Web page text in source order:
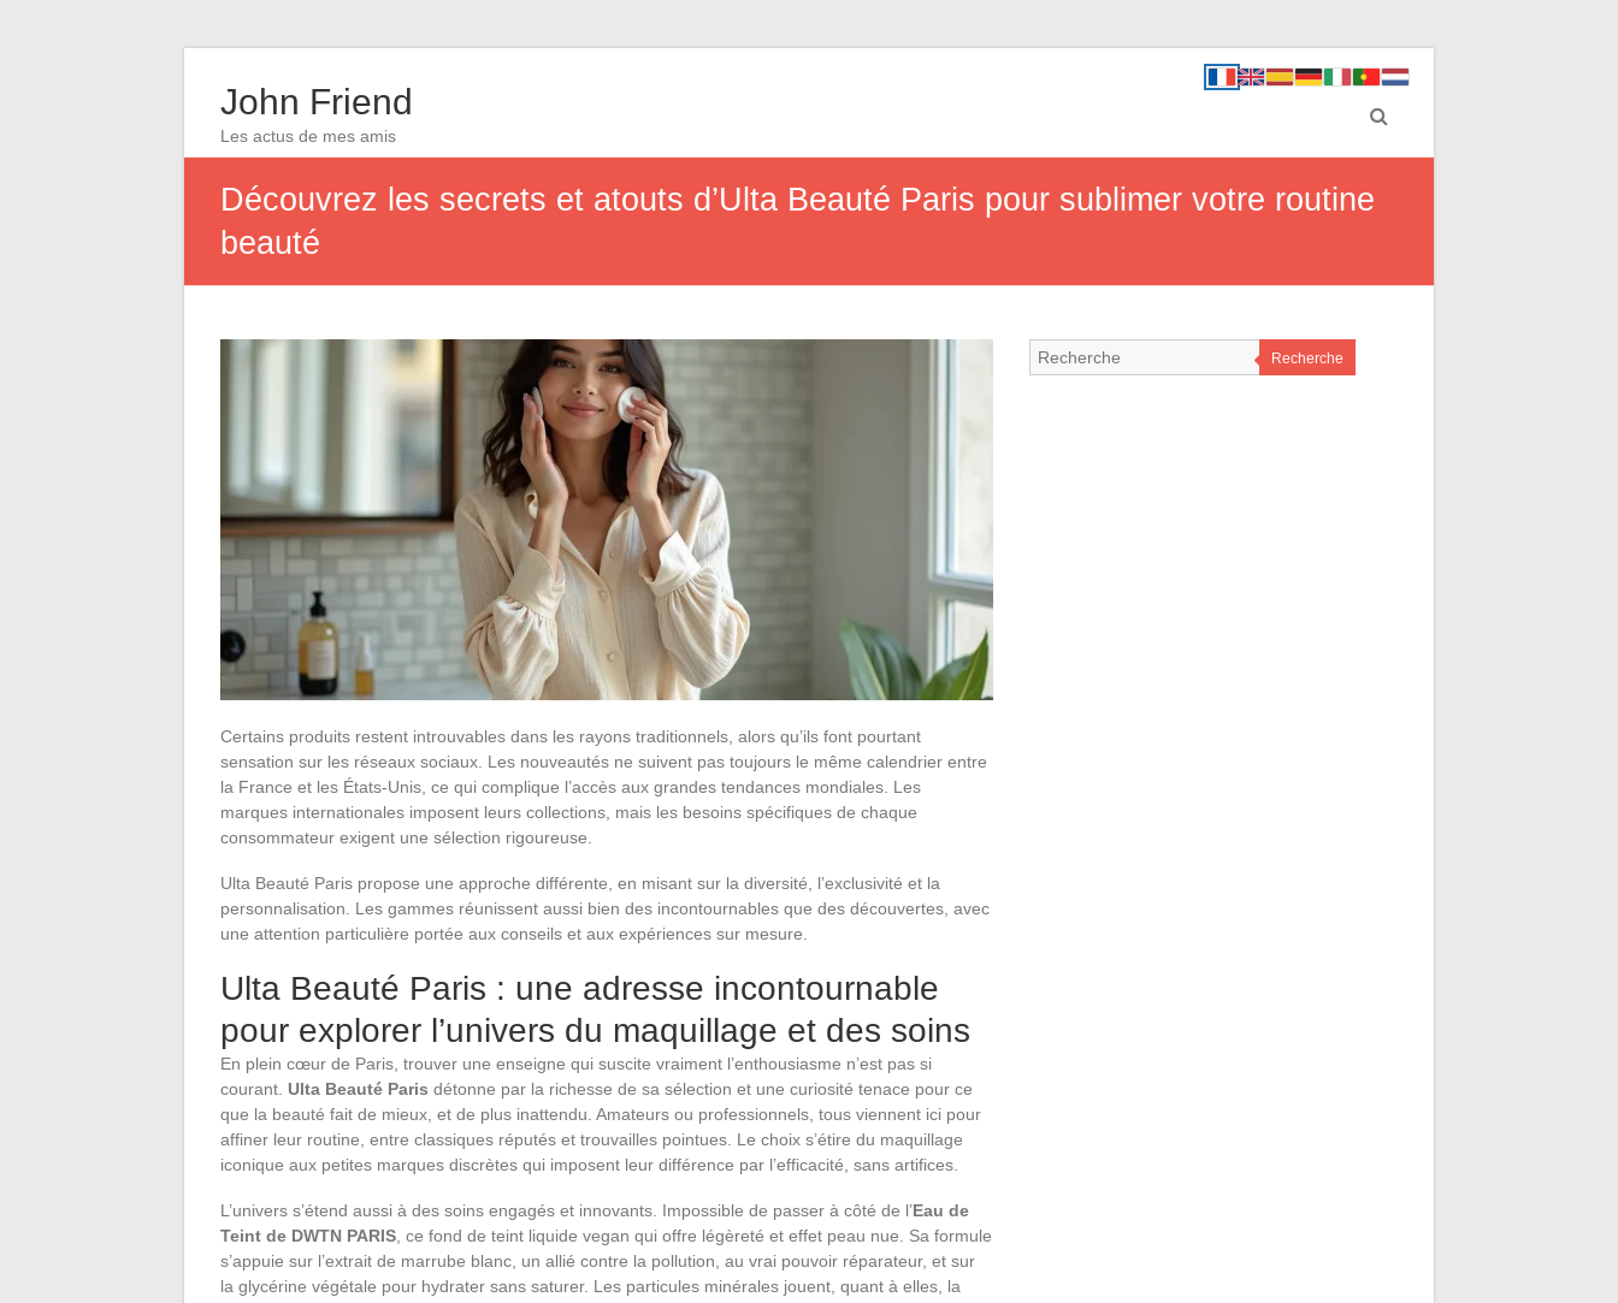
John Friend
Les actus de mes amis
Découvrez les secrets et atouts d’Ulta Beauté Paris pour sublimer votre routine
beauté
Certains produits restent introuvables dans les rayons traditionnels, alors qu’ils font pourtant
sensation sur les réseaux sociaux. Les nouveautés ne suivent pas toujours le même calendrier entre
la France et les États-Unis, ce qui complique l’accès aux grandes tendances mondiales. Les
marques internationales imposent leurs collections, mais les besoins spécifiques de chaque
consommateur exigent une sélection rigoureuse.
Ulta Beauté Paris propose une approche différente, en misant sur la diversité, l’exclusivité et la
personnalisation. Les gammes réunissent aussi bien des incontournables que des découvertes, avec
une attention particulière portée aux conseils et aux expériences sur mesure.
Ulta Beauté Paris : une adresse incontournable
pour explorer l’univers du maquillage et des soins
En plein cœur de Paris, trouver une enseigne qui suscite vraiment l’enthousiasme n’est pas si
courant. Ulta Beauté Paris détonne par la richesse de sa sélection et une curiosité tenace pour ce
que la beauté fait de mieux, et de plus inattendu. Amateurs ou professionnels, tous viennent ici pour
affiner leur routine, entre classiques réputés et trouvailles pointues. Le choix s’étire du maquillage
iconique aux petites marques discrètes qui imposent leur différence par l’efficacité, sans artifices.
L’univers s’étend aussi à des soins engagés et innovants. Impossible de passer à côté de l’Eau de
Teint de DWTN PARIS , ce fond de teint liquide vegan qui offre légèreté et effet peau nue. Sa formule
s’appuie sur l’extrait de marrube blanc, un allié contre la pollution, au vrai pouvoir réparateur, et sur
la glycérine végétale pour hydrater sans saturer. Les particules minérales jouent, quant à elles, la
Recherche